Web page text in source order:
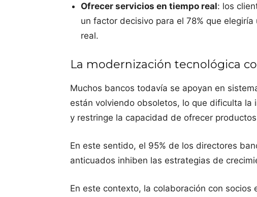
Ofrecer servicios en tiempo real: los
un factor decisivo para el 78% que
real.
La modernización tecnológica
Muchos bancos todavía se apoyan en
están volviendo obsoletos, lo que dificulta
y restringe la capacidad de ofrecer
En este sentido, el 95% de los directores
anticuados inhiben las estrategias de
En este contexto, la colaboración con